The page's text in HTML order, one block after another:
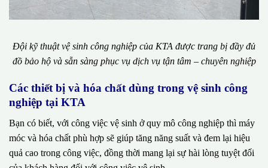
Đội kỹ thuật vệ sinh công nghiệp của KTA được trang bị đầy đủ
đồ bảo hộ và sẵn sàng phục vụ dịch vụ tận tâm – chuyên nghiệp
Các thiết bị và hóa chất dùng trong vệ sinh công
nghiệp tại KTA
Bạn có biết, với công việc vệ sinh ở quy mô công nghiệp thì máy
móc và hóa chất phù hợp sẽ giúp tăng năng suất và đem lại hiệu
quả cao trong công việc, đồng thời mang lại sự hài lòng tuyệt đối